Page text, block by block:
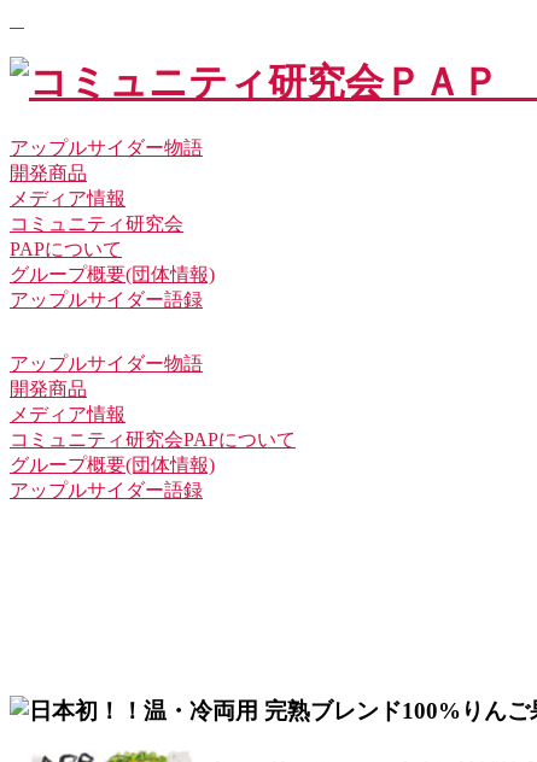
アップルサイダー物語
開発商品
メディア情報
コミュニティ研究会
PAPについて
グループ概要(団体情報)
アップルサイダー語録
アップルサイダー物語
開発商品
メディア情報
コミュニティ研究会PAPについて
グループ概要(団体情報)
アップルサイダー語録